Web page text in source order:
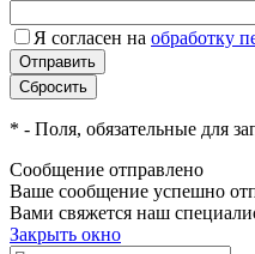
Я согласен на обработку
* - Поля, обязательные для
Сообщение отправлено
Ваше сообщение успешно
Вами свяжется наш
Закрыть окно